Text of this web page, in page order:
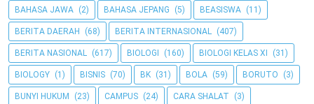
BAHASA JAWA (2) BAHASA JEPANG (5) BEASISWA (11)
BERITA DAERAH (68) BERITA INTERNASIONAL (407)
BERITA NASIONAL (617) BIOLOGI (160) BIOLOGI KELAS XI (31)
BIOLOGY (1) BISNIS (70) BK (31) BOLA (59) BORUTO (3)
BUNYI HUKUM (23) CAMPUS (24) CARA SHALAT (3)